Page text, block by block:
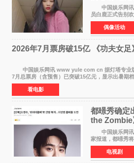
中国娱乐网讯
员白鹿正式告别
此，欢娱影视创
字里行间流露
每次有演员到期不
偶像活动
2026年7月票房破15亿 《功夫女足
中国娱乐网讯 www yule com cn 据灯塔专业
7月总票房（含预售）已突破15亿元，显示出暑期
众多上映影片中，《功夫女足》《小黄人与大
看电影
都暻秀确定
the Zombie
喜剧
中国娱乐网讯
家报道，都暻秀
Zombie》，在剧
以往丧尸题材
《We Are t
电视剧